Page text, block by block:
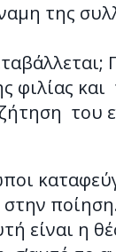
της
φιλίας
του
στην
είναι η